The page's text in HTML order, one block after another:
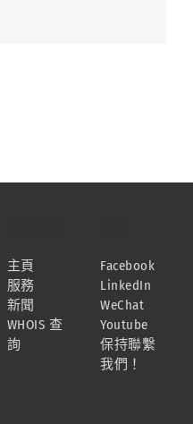
主頁
服務
新聞
WHOIS 查
詢
Facebook
LinkedIn
WeChat
Youtube
保持聯繫
我們！